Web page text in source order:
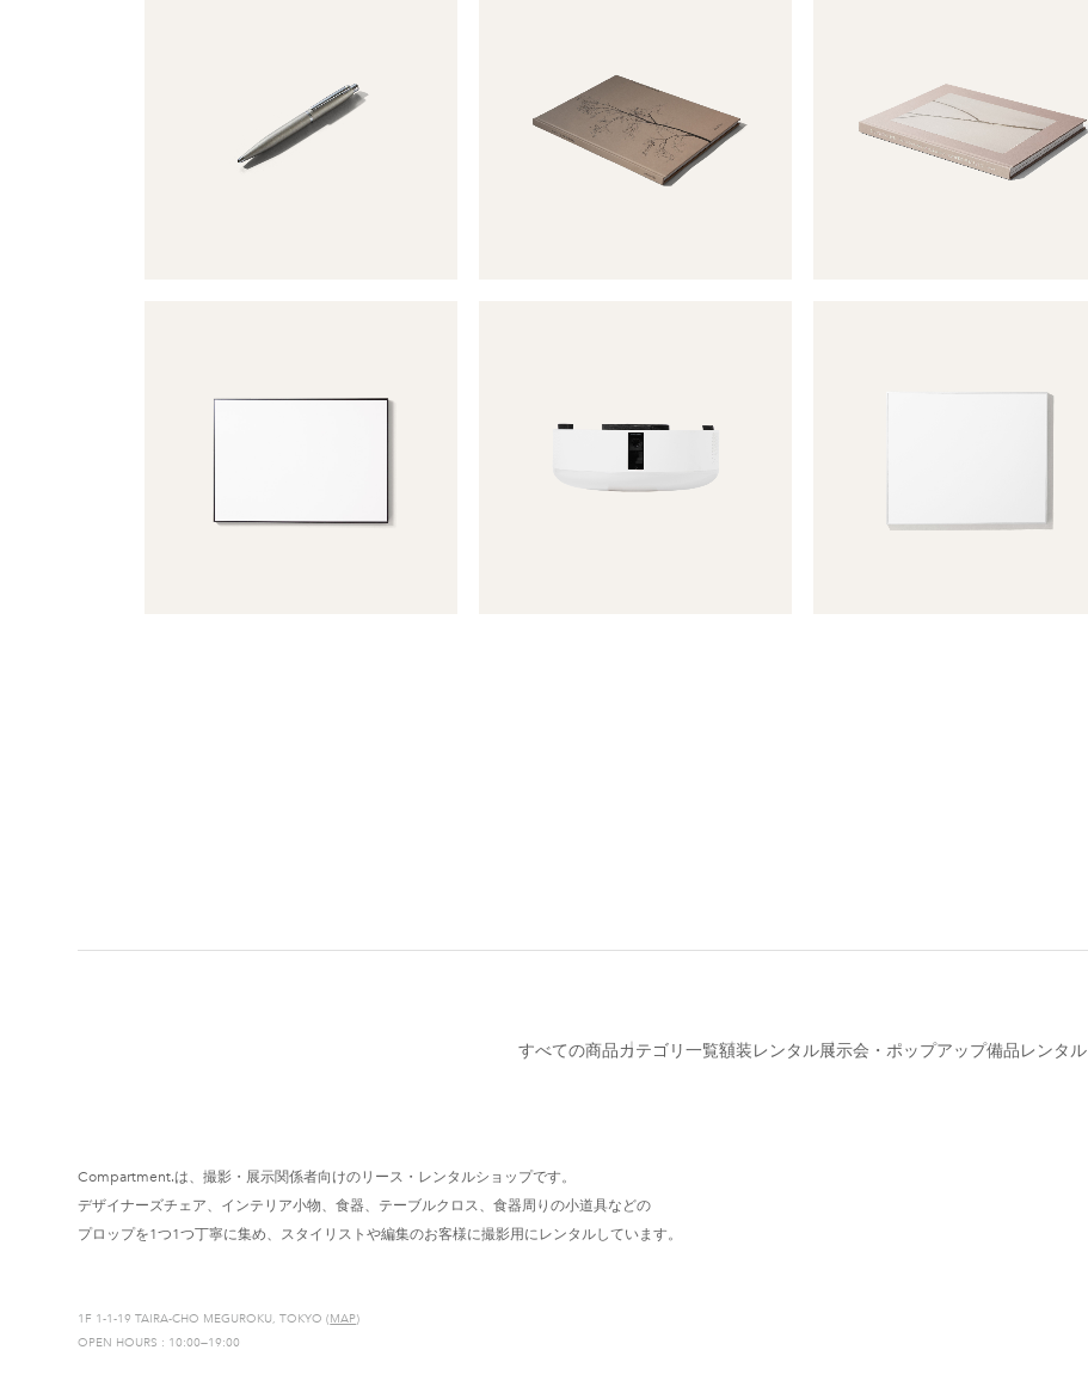
すべての商品カテゴリ一覧額装レンタル展示会・ポップアップ備品レンタル
Compartment.は、撮影・展示関係者向けのリース・レンタルショップです。
デザイナーズチェア、インテリア小物、食器、テーブルクロス、食器周りの小道具などの
プロップを1つ1つ丁寧に集め、スタイリストや編集のお客様に撮影用にレンタルしています。
1F 1-1-19 TAIRA-CHO MEGUROKU, TOKYO (MAP)
OPEN HOURS : 10:00—19:00